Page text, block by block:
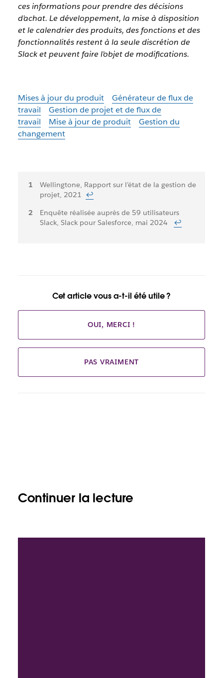
ces informations pour prendre des décisions
d’achat. Le développement, la mise à disposition
et le calendrier des produits, des fonctions et des
fonctionnalités restent à la seule discrétion de
Slack et peuvent faire l’objet de modifications.
Mises à jour du produit
Générateur de flux de
travail
Gestion de projet et de flux de
travail
Mise à jour de produit
Gestion du
changement
Notes
de
bas
Wellingtone, Rapport sur l’état de la gestion de
projet, 2021 ↩
Enquête réalisée auprès de 59 utilisateurs
Slack, Slack pour Salesforce, mai 2024
↩
Cet article vous a-t-il été utile ?
OUI, MERCI !
PAS VRAIMENT
Continuer la lecture